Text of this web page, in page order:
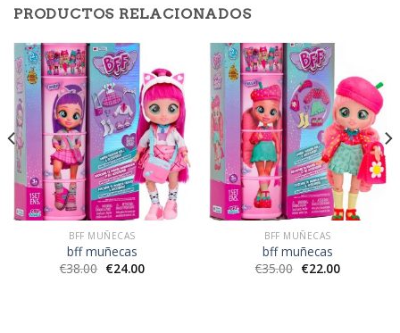
PRODUCTOS RELACIONADOS
BFF MUÑECAS
bff muñecas
€38.00 €24.00
BFF MUÑECAS
bff muñecas
€35.00 €22.00